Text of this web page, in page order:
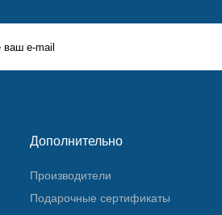
Дополнительно
Производители
Подарочные сертификаты